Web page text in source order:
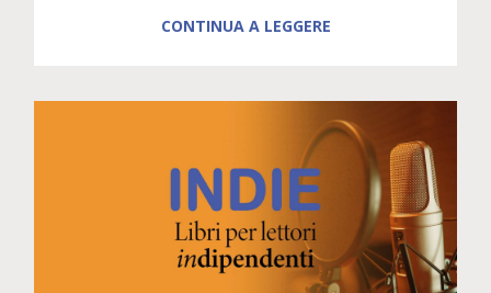
CONTINUA A LEGGERE